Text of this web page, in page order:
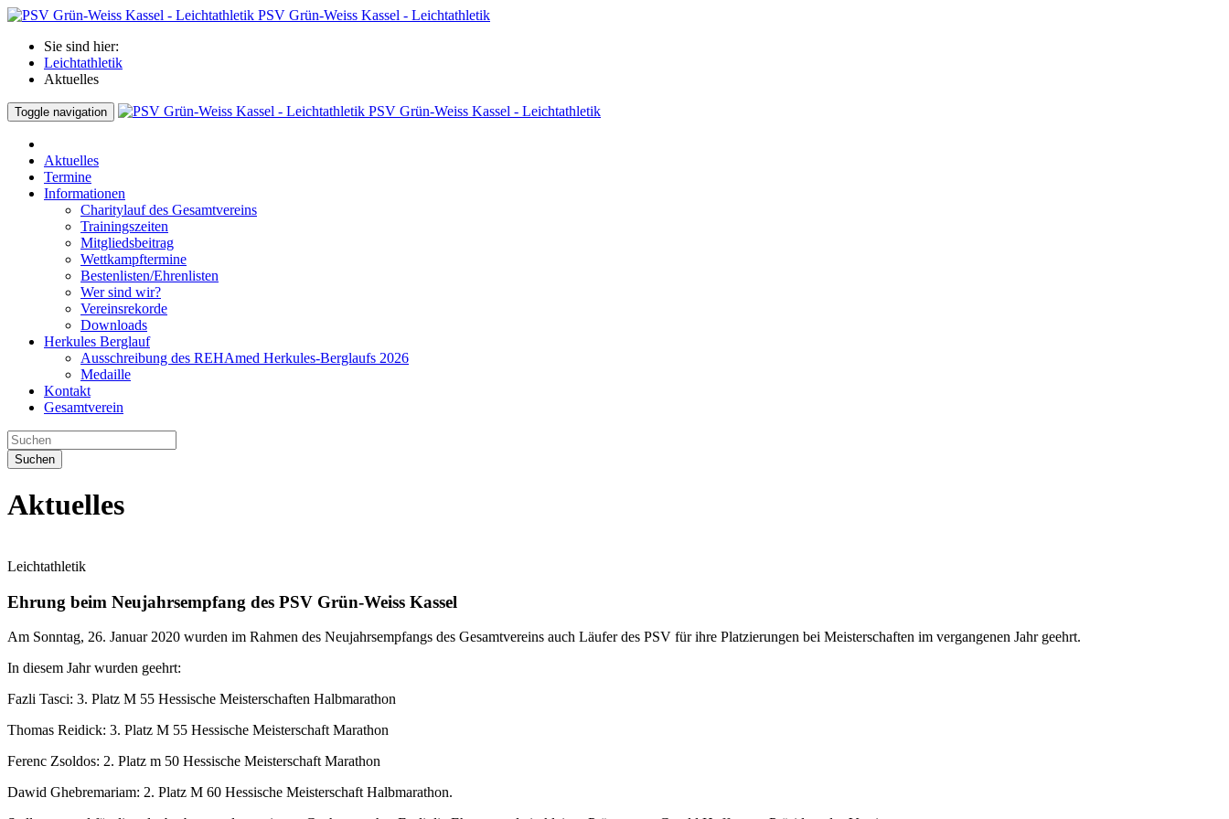
PSV Grün-Weiss Kassel - Leichtathletik
Sie sind hier:
Leichtathletik
Aktuelles
Toggle navigation PSV Grün-Weiss Kassel - Leichtathletik
Aktuelles
Termine
Informationen
Charitylauf des Gesamtvereins
Trainingszeiten
Mitgliedsbeitrag
Wettkampftermine
Bestenlisten/Ehrenlisten
Wer sind wir?
Vereinsrekorde
Downloads
Herkules Berglauf
Ausschreibung des REHAmed Herkules-Berglaufs 2026
Medaille
Kontakt
Gesamtverein
Suchen
Aktuelles
Leichtathletik
Ehrung beim Neujahrsempfang des PSV Grün-Weiss Kassel
Am Sonntag, 26. Januar 2020 wurden im Rahmen des Neujahrsempfangs des Gesamtvereins auch Läufer des PSV für ihre Platzierungen bei Meisterschaften im vergangenen Jahr geehrt.
In diesem Jahr wurden geehrt:
Fazli Tasci: 3. Platz M 55 Hessische Meisterschaften Halbmarathon
Thomas Reidick: 3. Platz M 55 Hessische Meisterschaft Marathon
Ferenc Zsoldos: 2. Platz m 50 Hessische Meisterschaft Marathon
Dawid Ghebremariam: 2. Platz M 60 Hessische Meisterschaft Halbmarathon.